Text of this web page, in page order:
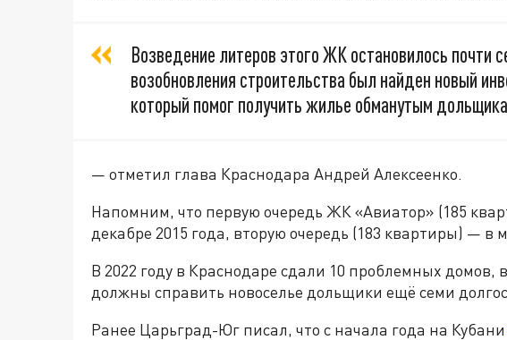
Возведение литеров этого ЖК остановилось почти
возобновления строительства был найден новый
который помог получить жилье обманутым
— отметил глава Краснодара Андрей Алексеенко.
Напомним, что первую очередь ЖК «Авиатор» (185
декабре 2015 года, вторую очередь (183 квартиры) — в
В 2022 году в Краснодаре сдали 10 проблемных домов,
должны справить новоселье дольщики ещё семи
Ранее Царьград-Юг писал, что с начала года на Кубани